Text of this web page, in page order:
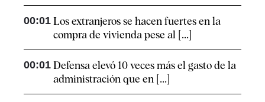
00:01 Los extranjeros se hacen fuertes en la
compra de vivienda pese al [...]
00:01 Defensa elevó 10 veces más el gasto de la
administración que en [...]